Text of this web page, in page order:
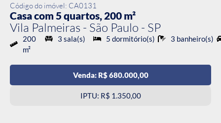
Código do imóvel: CA0131
Casa com 5 quartos, 200 m²
Vila Palmeiras - São Paulo - SP
200
m²
3 sala(s) 5 dormitório(s) 3 banheiro(s)
Venda: R$ 680.000,00
IPTU: R$ 1.350,00